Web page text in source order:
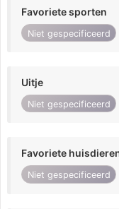
Favoriete sporten
Niet gespecificeerd
Uitje
Niet gespecificeerd
Favoriete
Niet gespecificeerd